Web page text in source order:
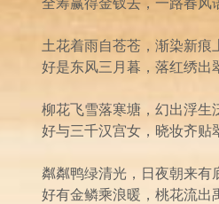
全筹赢得金钗去，一路春风语
土花着雨自苍苍，渐染新痕
好是东风三月暮，落红绣出翠
柳花飞雪落寒塘，幻出浮生
好与三千汉宫女，晓妆齐贴翠
粼粼鸭绿清光，日夜朝来有
好有金鳞乘浪暖，桃花流出禹